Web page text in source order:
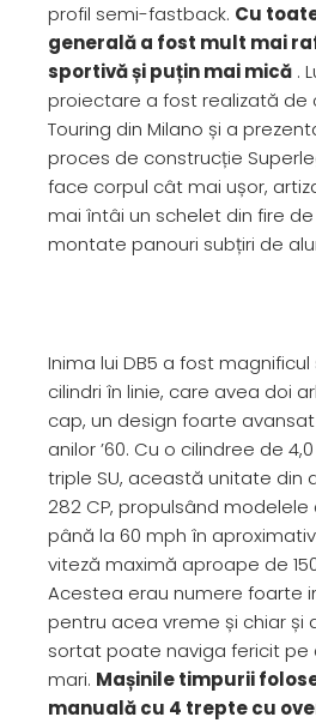
profil semi-fastback. Cu
generală a fost mult mai
sportivă și puțin mai mică .
proiectare a fost realizată de
Touring din Milano și a
proces de construcție
face corpul cât mai ușor,
mai întâi un schelet din fire
montate panouri subțiri de
Inima lui DB5 a fost
cilindri în linie, care avea doi
cap, un design foarte
anilor ’60. Cu o cilindree de
triple SU, această unitate din
282 CP, propulsând
până la 60 mph în
viteză maximă aproape de
Acestea erau numere foarte
pentru acea vreme și chiar și
sortat poate naviga fericit pe
mari. Mașinile timpurii
manuală cu 4 trepte cu